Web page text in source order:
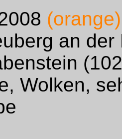
(orange)
an
Wolken,